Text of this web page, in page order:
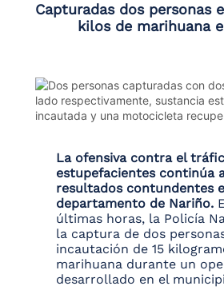
Capturadas dos personas
kilos de marihuana
La ofensiva contra el
estupefacientes continúa
resultados contundentes
departamento de Nariño.
últimas horas, la Policía
la captura de dos
incautación de 15
marihuana durante un
desarrollado en el